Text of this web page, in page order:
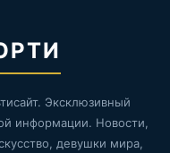
Эксклюзивный
информации. Новости,
девушки мира,